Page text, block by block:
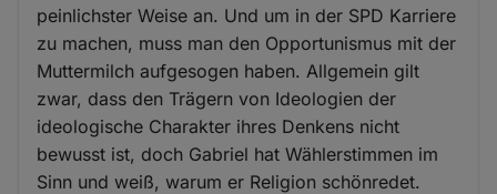
peinlichster Weise an. Und um in der SPD Karriere
zu machen, muss man den Opportunismus mit der
Muttermilch aufgesogen haben. Allgemein gilt
zwar, dass den Trägern von Ideologien der
ideologische Charakter ihres Denkens nicht
bewusst ist, doch Gabriel hat Wählerstimmen im
Sinn und weiß, warum er Religion schönredet.